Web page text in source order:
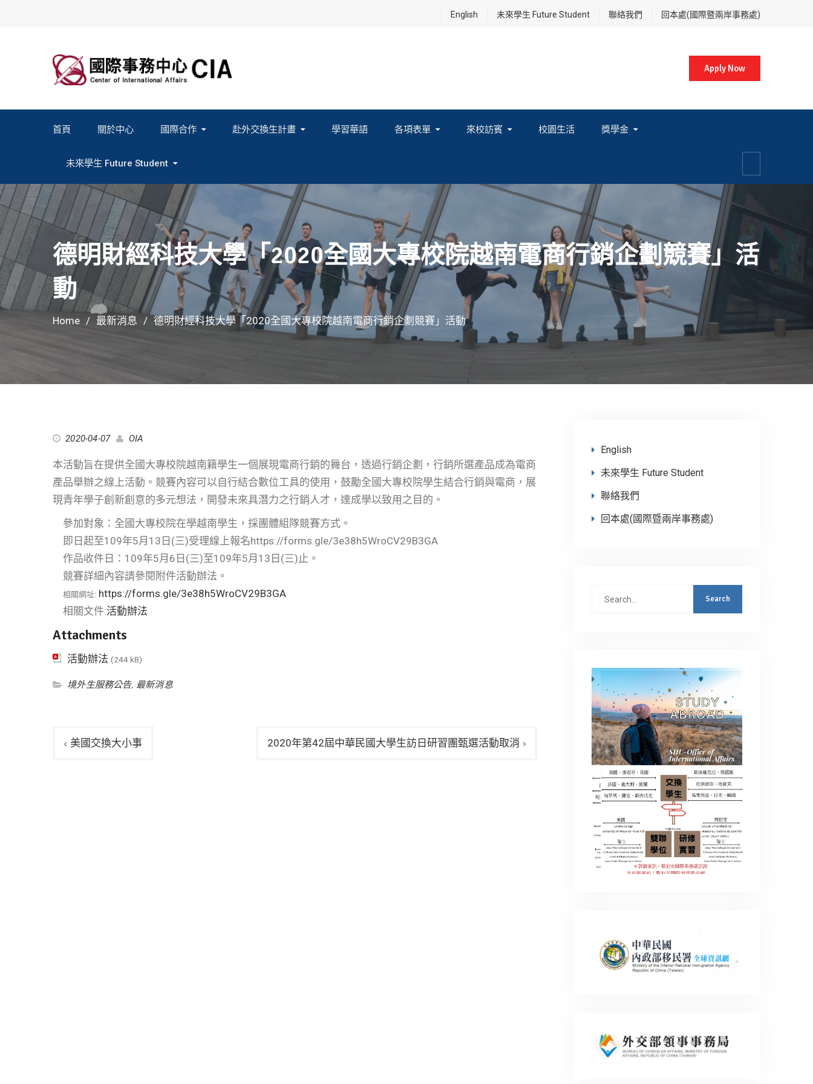
English 未來學生 Future Student 聯絡我們 回本處(國際暨兩岸事務處)
Apply Now
首頁 關於中心 國際合作 赴外交換生計畫 學習華語 各項表單 來校訪賓 校園生活 獎學金
未來學生 Future Student
德明財經科技大學「2020全國大專校院越南電商行銷企劃競賽」活
動
Home 最新消息 德明財經科技大學「2020全國大專校院越南電商行銷企劃競賽」活動
2020-04-07 OIA
本活動旨在提供全國大專校院越南籍學生一個展現電商行銷的舞台，透過行銷企劃，行銷所選產品成為電商
產品舉辦之線上活動。競賽內容可以自行結合數位工具的使用，鼓勵全國大專校院學生結合行銷與電商，展
現青年學子創新創意的多元想法，開發未來具潛力之行銷人才，達成學以致用之目的。
參加對象：全國大專校院在學越南學生，採團體組隊競賽方式。
即日起至109年5月13日(三)受理線上報名https://forms.gle/3e38h5WroCV29B3GA
作品收件日：109年5月6日(三)至109年5月13日(三)止。
競賽詳細內容請參閱附件活動辦法。
相關網址: https://forms.gle/3e38h5WroCV29B3GA
相關文件:活動辦法
Attachments
活動辦法 (244 kB)
境外生服務公告,最新消息
美國交換大小事 2020年第42屆中華民國大學生訪日研習團甄選活動取消
English
未來學生 Future Student
聯絡我們
回本處(國際暨兩岸事務處)
Search